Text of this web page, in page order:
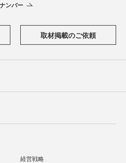
ンバー
取材掲載のご依頼
経営戦略